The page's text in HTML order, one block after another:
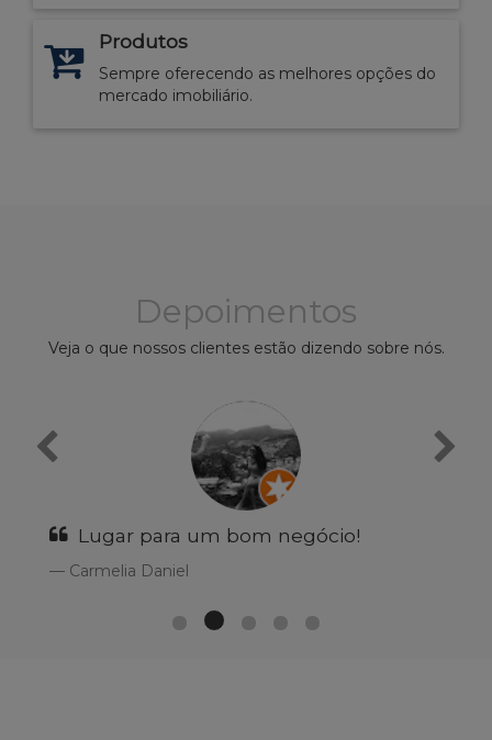
Produtos
Sempre oferecendo as melhores opções do
mercado imobiliário.
Depoimentos
Veja o que nossos clientes estão dizendo sobre nós.
Lugar para um bom negócio!
Carmelia Daniel